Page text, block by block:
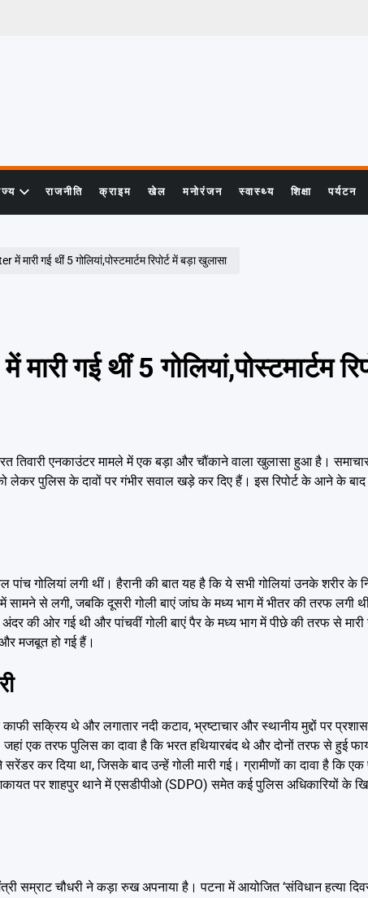
राजनीति क्राइम खेल मनोरंजन स्वास्थ्य शिक्षा पर्यटन
गई थीं 5 गोलियां,पोस्टमार्टम रिपोर्ट में बड़ा खुलासा
गई थीं 5 गोलियां,पोस्टमार्टम
तिवारी एनकाउंटर मामले में एक बड़ा और चौंकाने वाला खुलासा हुआ है।
को लेकर पुलिस के दावों पर गंभीर सवाल खड़े कर दिए हैं। इस रिपोर्ट के आने के
पांच गोलियां लगी थीं। हैरानी की बात यह है कि ये सभी गोलियां उनके शरीर के
सामने से लगी, जबकि दूसरी गोली बाएं जांघ के मध्य भाग में भीतर की तरफ लगी
अंदर की ओर गई थी और पांचवीं गोली बाएं पैर के मध्य भाग में पीछे की तरफ से
मजबूत हो गई हैं।
काफी सक्रिय थे और लगातार नदी कटाव, भ्रष्टाचार और स्थानीय मुद्दों पर
एक तरफ पुलिस का दावा है कि भरत हथियारबंद थे और दोनों तरफ से हुई
कर दिया था, जिसके बाद उन्हें गोली मारी गई। ग्रामीणों का दावा है कि
पर शाहपुर थाने में एसडीपीओ (SDPO) समेत कई पुलिस अधिकारियों के
सम्राट चौधरी ने कड़ा रुख अपनाया है। पटना में आयोजित ‘संविधान हत्या